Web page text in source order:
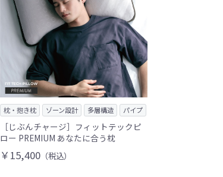
枕・抱き枕 ゾーン設計 多層構造 パイプ
［じぶんチャージ］フィットテックピ
ロー PREMIUM あなたに合う枕
￥15,400（税込）